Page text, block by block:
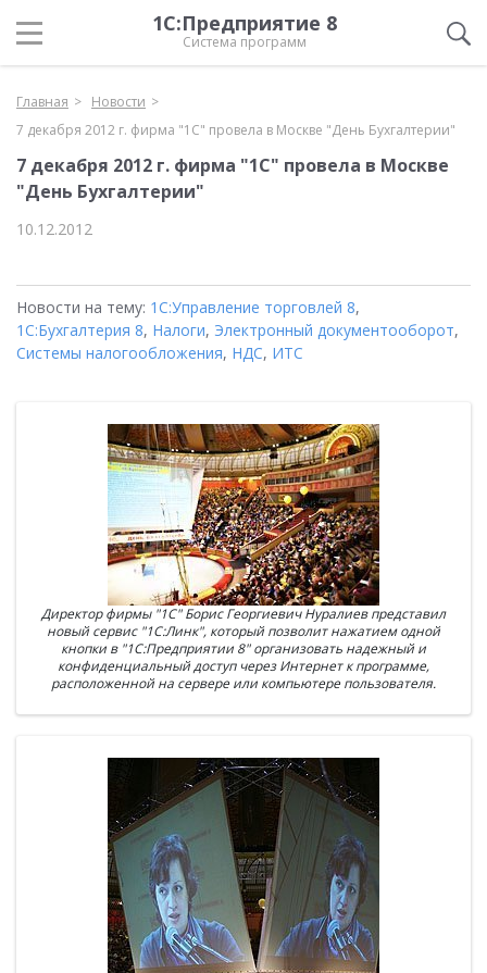
1С:Предприятие 8
Система программ
Главная
Новости
7 декабря 2012 г. фирма "1С" провела в Москве "День Бухгалтерии"
7 декабря 2012 г. фирма "1С" провела в Москве
"День Бухгалтерии"
10.12.2012
Новости на тему: 1С:Управление торговлей 8,
1С:Бухгалтерия 8, Налоги, Электронный документооборот,
Системы налогообложения, НДС, ИТС
Директор фирмы "1С" Борис Георгиевич Нуралиев представил
новый сервис "1С:Линк", который позволит нажатием одной
кнопки в "1С:Предприятии 8" организовать надежный и
конфиденциальный доступ через Интернет к программе,
расположенной на сервере или компьютере пользователя.